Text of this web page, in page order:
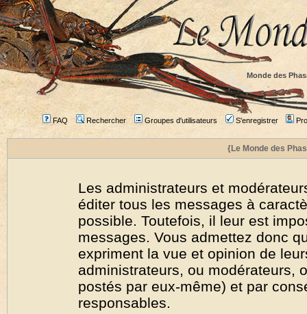
Monde des
FAQ Rechercher Groupes d'utilisateurs S'enregistrer
{Le Monde des
Les administrateurs et
éditer tous les messages à
possible. Toutefois, il leur est
messages. Vous admettez donc
expriment la vue et opinion de
administrateurs, ou modérateurs,
postés par eux-même) et par
responsables.